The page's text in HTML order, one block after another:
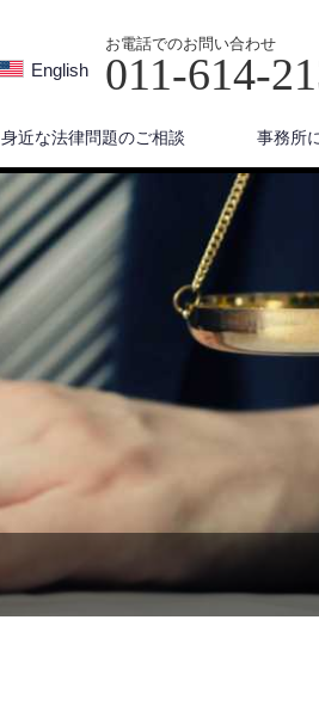
English
お電話でのお問い合わせ
011-614-
身近な法律問題のご相談 事務所